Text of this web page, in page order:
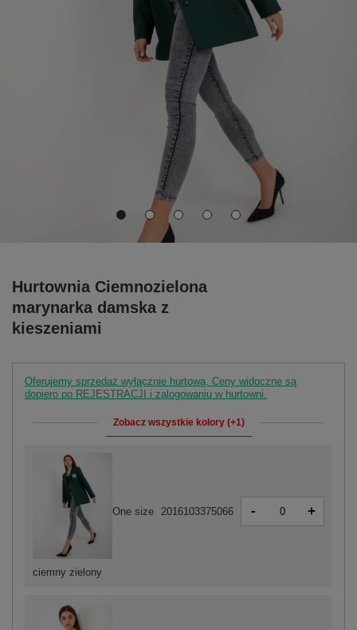
Hurtownia Ciemnozielona
marynarka damska z
kieszeniami
Oferujemy sprzedaż wyłącznie hurtową. Ceny widoczne są
dopiero po REJESTRACJI i zalogowaniu w hurtowni.
Zobacz wszystkie kolory (+1)
ciemny zielony
One size 2016103375066 - +